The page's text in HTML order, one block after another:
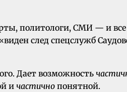
политологи, СМИ — и все
след спецслужб
Дает возможность
и частично понятной.